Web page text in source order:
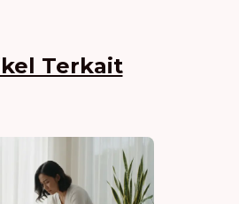
Terkait